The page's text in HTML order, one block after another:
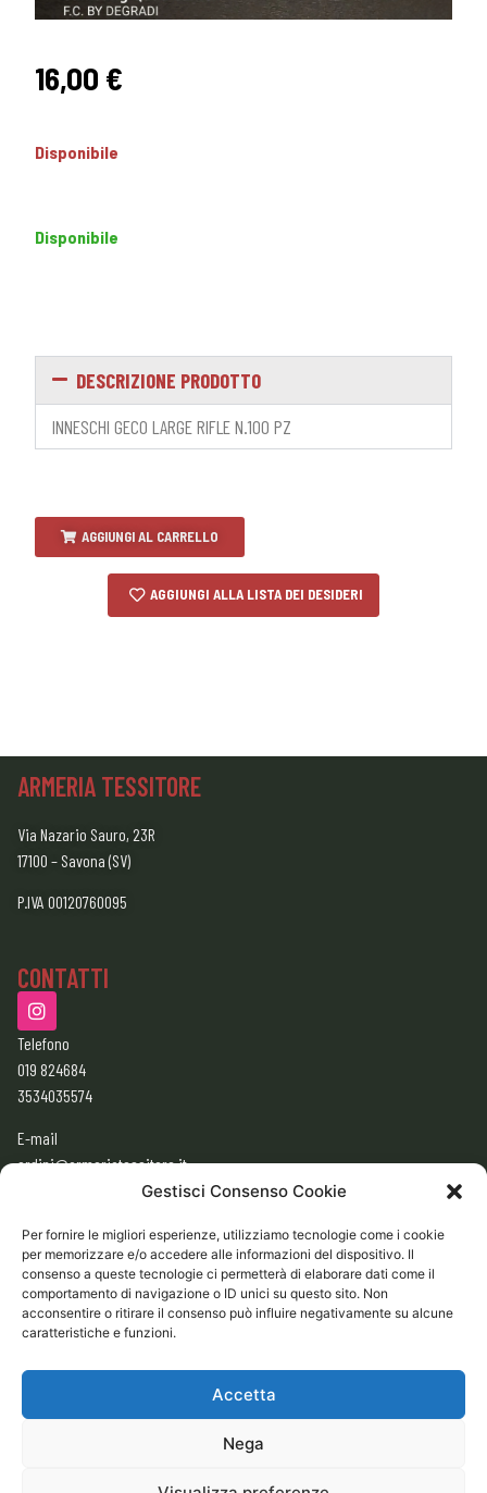
Gestisci Consenso Cookie
Per fornire le migliori esperienze, utilizziamo tecnologie come i cookie
per memorizzare e/o accedere alle informazioni del dispositivo. Il
consenso a queste tecnologie ci permetterà di elaborare dati come il
comportamento di navigazione o ID unici su questo sito. Non
acconsentire o ritirare il consenso può influire negativamente su alcune
caratteristiche e funzioni.
Accetta
Nega
16,00 €
Disponibile
Disponibile
DESCRIZIONE PRODOTTO
INNESCHI GECO LARGE RIFLE N.100 PZ
AGGIUNGI AL CARRELLO
AGGIUNGI ALLA LISTA DEI DESIDERI
ARMERIA TESSITORE
Via Nazario Sauro, 23R
17100 – Savona (SV)
P.IVA 00120760095
CONTATTI
Telefono
019 824684
3534035574
E-mail
ordini@armeriatessitore.it
armeriatessitore@gmail.com
ORARI
9:00 – 12:30
15:30 – 19:30
CONDIZIONI GENERALI DI VENDITA ONLINE